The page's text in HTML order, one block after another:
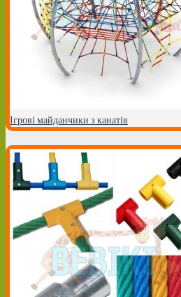
Ігрові майданчики з канатів